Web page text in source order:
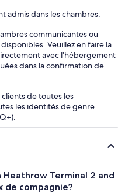
admis dans les chambres.
communicantes ou
Veuillez en faire la
avec l'hébergement
dans la confirmation de
de toutes les
les identités de genre
Terminal 2 and
de compagnie?